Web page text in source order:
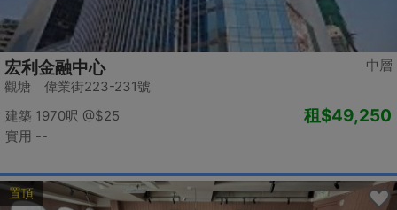
中層
宏利金融中心
觀塘 偉業街223-231號
建築 1970呎 @$25
實用 --
租$49,250
置頂